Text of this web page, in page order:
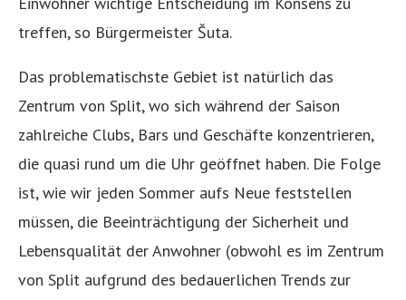
treffen, so Bürgermeister Šuta.
Das problematischste Gebiet ist natürlich das
Zentrum von Split, wo sich während der Saison
zahlreiche Clubs, Bars und Geschäfte konzentrieren,
die quasi rund um die Uhr geöffnet haben. Die Folge
ist, wie wir jeden Sommer aufs Neue feststellen
müssen, die Beeinträchtigung der Sicherheit und
Lebensqualität der Anwohner (obwohl es im Zentrum
von Split aufgrund des bedauerlichen Trends zur